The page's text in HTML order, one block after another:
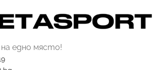
едно място!